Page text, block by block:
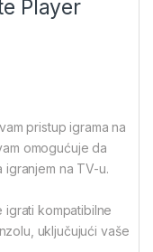
Player
pristup igrama na
omogućuje da
na TV-u.
igrati kompatibilne
uključujući vaše